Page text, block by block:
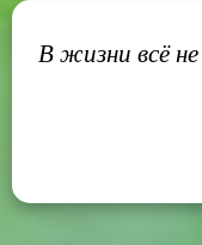
В жизни всё